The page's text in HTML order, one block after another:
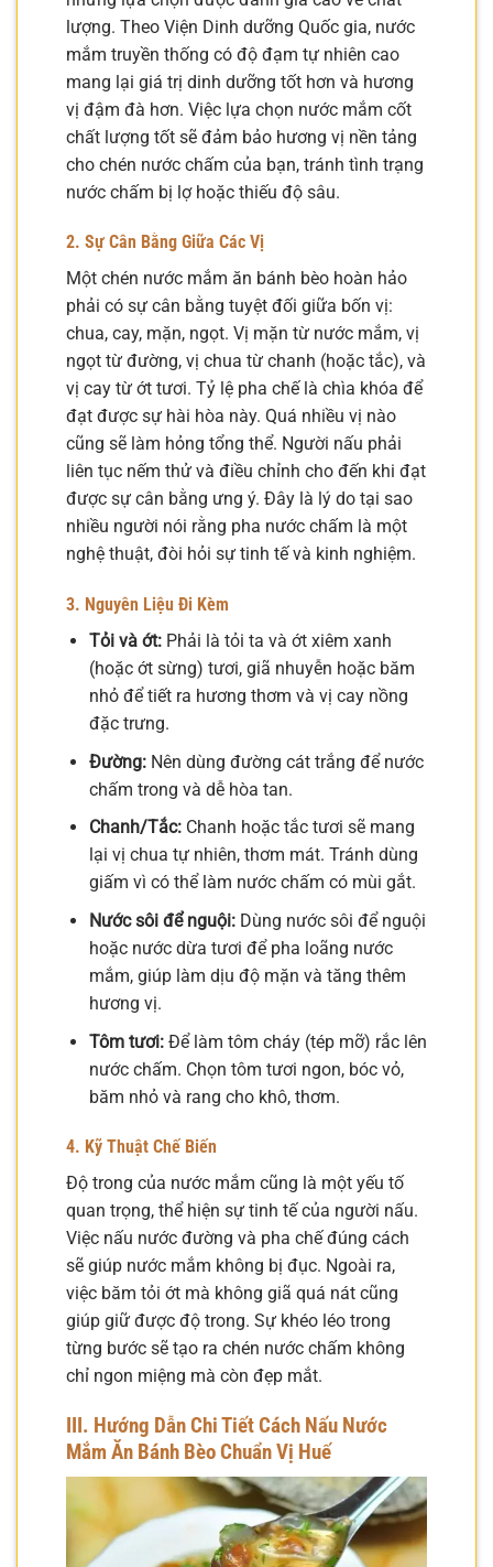
lượng. Theo Viện Dinh dưỡng Quốc gia, nước
mắm truyền thống có độ đạm tự nhiên cao
mang lại giá trị dinh dưỡng tốt hơn và hương
vị đậm đà hơn. Việc lựa chọn nước mắm cốt
chất lượng tốt sẽ đảm bảo hương vị nền tảng
cho chén nước chấm của bạn, tránh tình trạng
nước chấm bị lợ hoặc thiếu độ sâu.
2. Sự Cân Bằng Giữa Các Vị
Một chén nước mắm ăn bánh bèo hoàn hảo
phải có sự cân bằng tuyệt đối giữa bốn vị:
chua, cay, mặn, ngọt. Vị mặn từ nước mắm, vị
ngọt từ đường, vị chua từ chanh (hoặc tắc), và
vị cay từ ớt tươi. Tỷ lệ pha chế là chìa khóa để
đạt được sự hài hòa này. Quá nhiều vị nào
cũng sẽ làm hỏng tổng thể. Người nấu phải
liên tục nếm thử và điều chỉnh cho đến khi đạt
được sự cân bằng ưng ý. Đây là lý do tại sao
nhiều người nói rằng pha nước chấm là một
nghệ thuật, đòi hỏi sự tinh tế và kinh nghiệm.
3. Nguyên Liệu Đi Kèm
Tỏi và ớt:Phải là tỏi ta và ớt xiêm xanh
(hoặc ớt sừng) tươi, giã nhuyễn hoặc băm
nhỏ để tiết ra hương thơm và vị cay nồng
đặc trưng.
Đường:Nên dùng đường cát trắng để nước
chấm trong và dễ hòa tan.
Chanh/Tắc:Chanh hoặc tắc tươi sẽ mang
lại vị chua tự nhiên, thơm mát. Tránh dùng
giấm vì có thể làm nước chấm có mùi gắt.
Nước sôi để nguội:Dùng nước sôi để nguội
hoặc nước dừa tươi để pha loãng nước
mắm, giúp làm dịu độ mặn và tăng thêm
hương vị.
Tôm tươi:Để làm tôm cháy (tép mỡ) rắc lên
nước chấm. Chọn tôm tươi ngon, bóc vỏ,
băm nhỏ và rang cho khô, thơm.
4. Kỹ Thuật Chế Biến
Độ trong của nước mắm cũng là một yếu tố
quan trọng, thể hiện sự tinh tế của người nấu.
Việc nấu nước đường và pha chế đúng cách
sẽ giúp nước mắm không bị đục. Ngoài ra,
việc băm tỏi ớt mà không giã quá nát cũng
giúp giữ được độ trong. Sự khéo léo trong
từng bước sẽ tạo ra chén nước chấm không
chỉ ngon miệng mà còn đẹp mắt.
III. Hướng Dẫn Chi Tiết Cách Nấu Nước
Mắm Ăn Bánh Bèo Chuẩn Vị Huế